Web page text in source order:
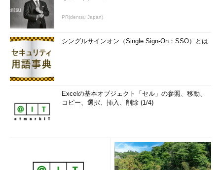
PR(dentsu Japan)
シングルサインオン（Single Sign-On：SSO）とは
Excelの基本オブジェクト「セル」の参照、移動、
コピー、選択、挿入、削除 (1/4)